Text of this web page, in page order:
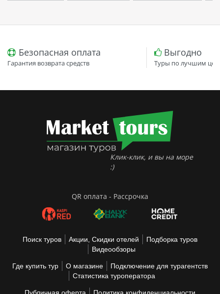
Безопасная оплата
Гарантия возврата средств
Выгодно
Туры по лучшим
Клик-клик, и вы на море
:)
QR оплата - Рассрочка
Поиск туров Акции, Скидки отелей
Подборка туров
Видеообзоры
Где купить тур О магазине
Подключение для турагентств
Статистика туроператора
Публичная оферта Политика конфиденциальности